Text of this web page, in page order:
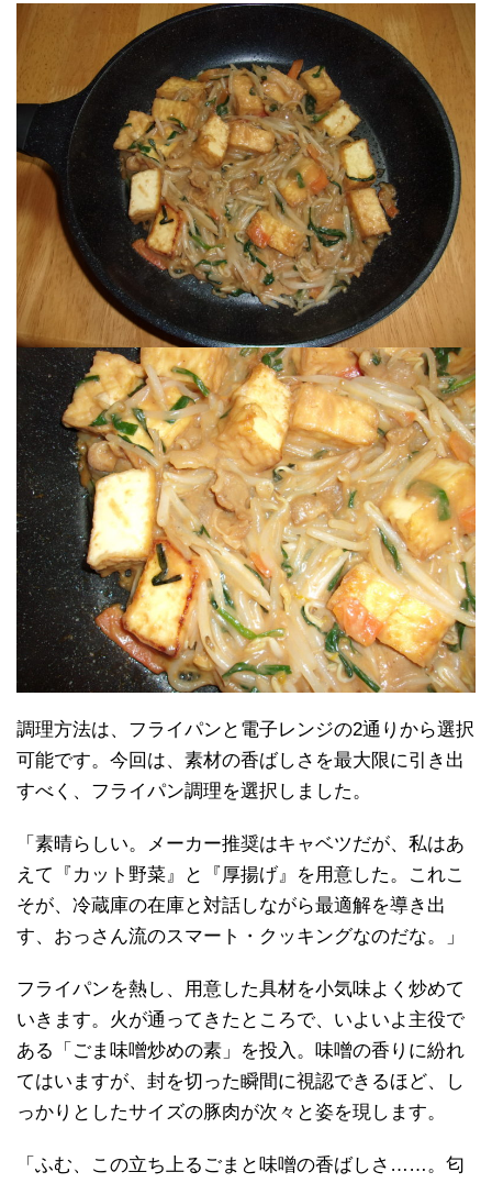
調理方法は、フライパンと電子レンジの2通りから選択
可能です。今回は、素材の香ばしさを最大限に引き出
すべく、フライパン調理を選択しました。
「素晴らしい。メーカー推奨はキャベツだが、私はあ
えて『カット野菜』と『厚揚げ』を用意した。これこ
そが、冷蔵庫の在庫と対話しながら最適解を導き出
す、おっさん流のスマート・クッキングなのだな。」
フライパンを熱し、用意した具材を小気味よく炒めて
いきます。火が通ってきたところで、いよいよ主役で
ある「ごま味噌炒めの素」を投入。味噌の香りに紛れ
てはいますが、封を切った瞬間に視認できるほど、し
っかりとしたサイズの豚肉が次々と姿を現します。
「ふむ、この立ち上るごまと味噌の香ばしさ……。匂